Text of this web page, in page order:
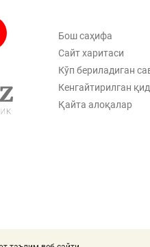
Бош саҳифа
Сайт харитаси
Кўп бериладиган
Кенгайтирилган
Қайта алоқалар